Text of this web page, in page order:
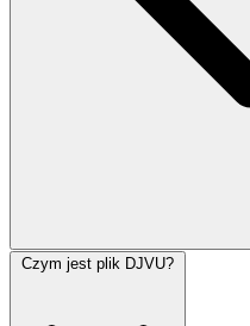
Czym jest plik DJVU?